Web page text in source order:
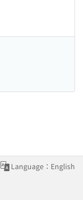
Language：English